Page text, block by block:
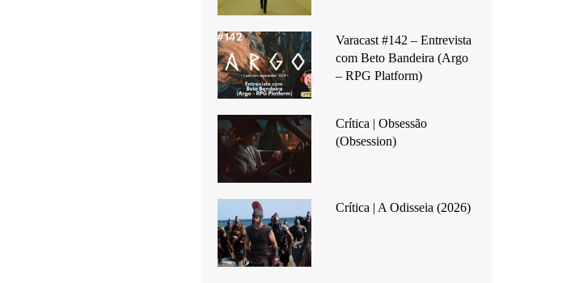
Varacast #142 – Entrevista
com Beto Bandeira (Argo
– RPG Platform)
Crítica | Obsessão
(Obsession)
Crítica | A Odisseia (2026)